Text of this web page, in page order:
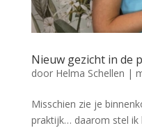
Nieuw gezicht in de
door Helma Schellen |
Misschien zie je
praktijk… daarom stel ik